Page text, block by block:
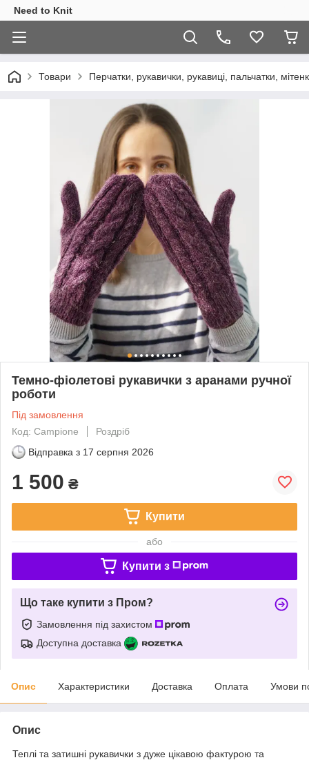
Need to Knit
Товари Перчатки, рукавички, рукавиці, пальчатки,
Темно-фіолетові рукавички з аранами ручної
роботи
Під замовлення
Код: Campione
Роздріб
Відправка з 17 серпня 2026
1 500 ₴
Купити
або
Купити з
Що таке купити з Пром?
Замовлення під захистом
Доступна доставка
Опис Характеристики Доставка Оплата Умови
Опис
Теплі та затишні рукавички з дуже цікавою фактурою та